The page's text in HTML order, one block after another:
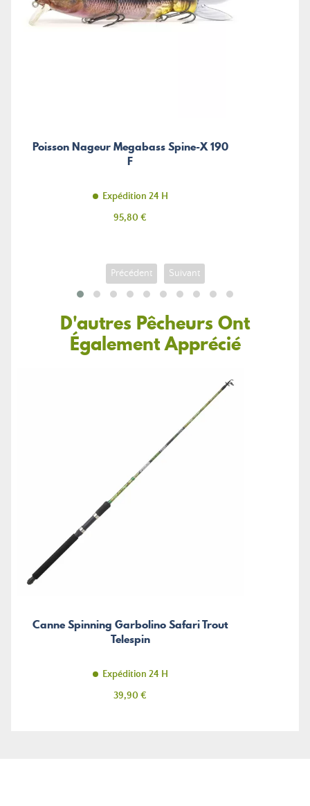
Poisson Nageur Megabass Spine-X 190
F
Expédition 24 H
Prix
95,80 €
Précédent Suivant
D'autres Pêcheurs Ont
Également Apprécié
Canne Spinning Garbolino Safari Trout
Telespin
Expédition 24 H
Prix
39,90 €